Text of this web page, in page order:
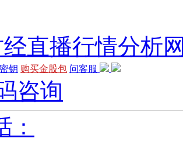
钥 购买金股包 问客服
咨询
：